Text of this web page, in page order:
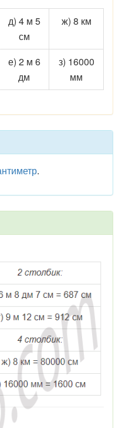
д) 4 м 5
см
ж) 8 км
е) 2 м 6
дм
з) 16000
мм
.